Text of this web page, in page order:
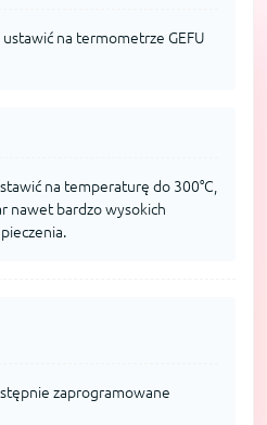
na termometrze GEFU
na temperaturę do 300°C,
nawet bardzo wysokich
zaprogramowane